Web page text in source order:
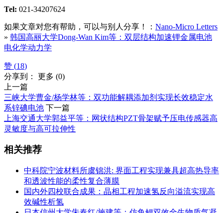
Tel: 021-34207624
如果文章对您有帮助，可以与别人分享！： Nano-Micro Letters
» 韩国高丽大学Dong-Wan Kim等：双层结构加速锂金属电池
电化学动力学
赞 (18)
分享到： 更多 (0)
上一篇
三峡大学曹金/杨学林等：双功能解耦添加剂实现长效稳定水
系锌碘电池 下一篇
上海交通大学郭益平等：网状结构PZT骨架赋予压电传感器高
灵敏度与高可拉伸性
相关推荐
中科院宁波材料所虞锦洪: 界面工程实现兼具超高热导率
和透波性能的柔性复合薄膜
国内外四校联合成果：晶相工程加速氢反向溢流实现高
效碱性析氢